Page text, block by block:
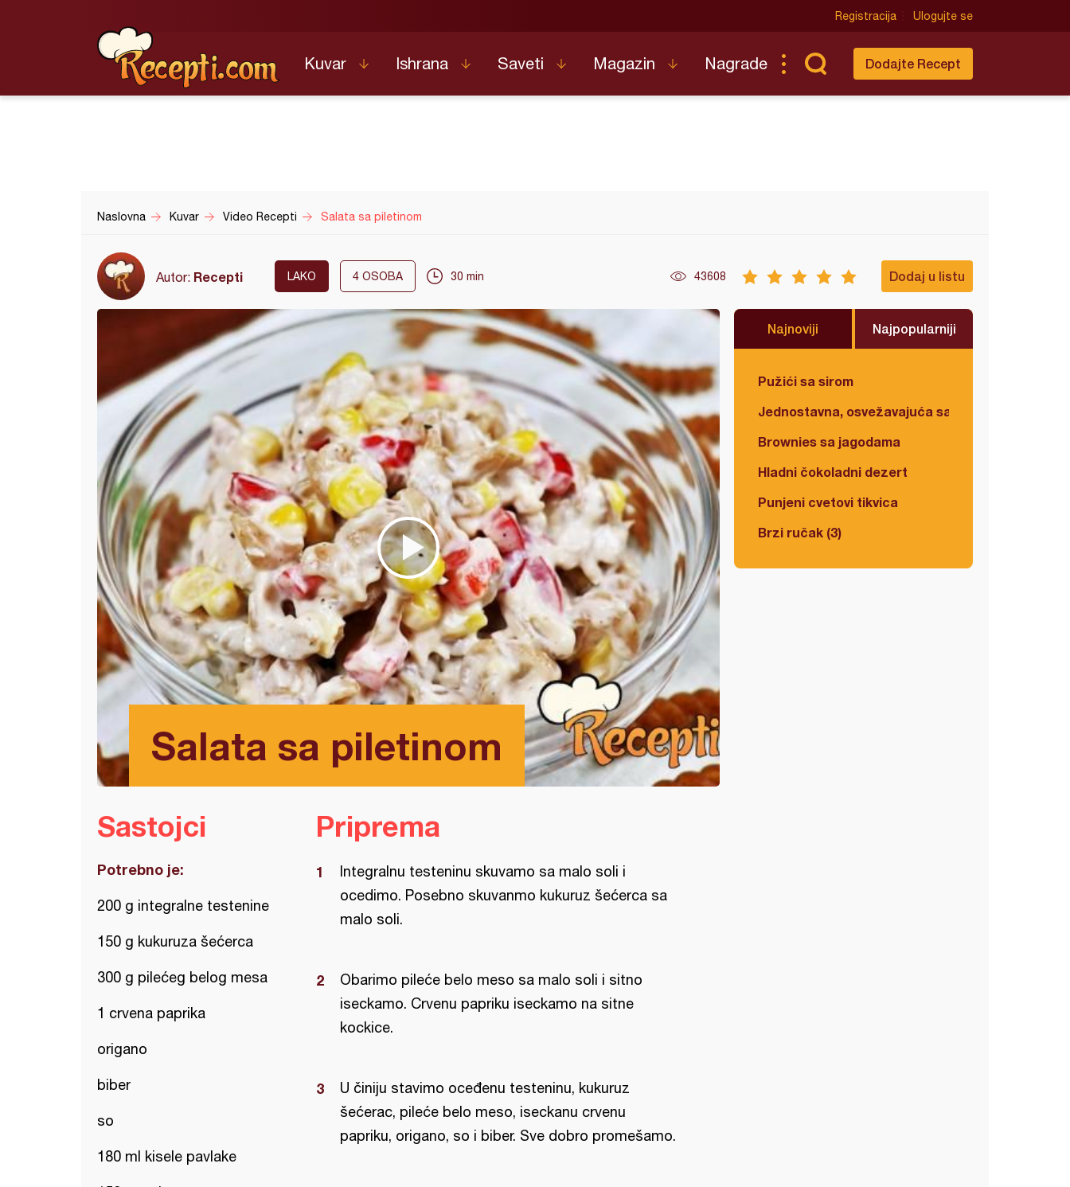
Registracija Ulogujte se
Kuvar Ishrana Saveti Magazin Nagrade Dodajte Recept
Naslovna Kuvar Video Recepti Salata sa piletinom
Autor: Recepti LAKO 4 OSOBA 30 min 43608 Dodaj u listu
Salata sa piletinom
Najnoviji Najpopularniji
Pužići sa sirom
Jednostavna, osvežavajuća salata
Brownies sa jagodama
Hladni čokoladni dezert
Punjeni cvetovi tikvica
Brzi ručak (3)
Sastojci
Potrebno je:
200 g integralne testenine
150 g kukuruza šećerca
300 g pilećeg belog mesa
1 crvena paprika
origano
biber
so
180 ml kisele pavlake
Priprema
Integralnu testeninu skuvamo sa malo soli i
ocedimo. Posebno skuvanmo kukuruz šećerca sa
malo soli.
Obarimo pileće belo meso sa malo soli i sitno
iseckamo. Crvenu papriku iseckamo na sitne
kockice.
U činiju stavimo oceđenu testeninu, kukuruz
šećerac, pileće belo meso, iseckanu crvenu
papriku, origano, so i biber. Sve dobro promešamo.